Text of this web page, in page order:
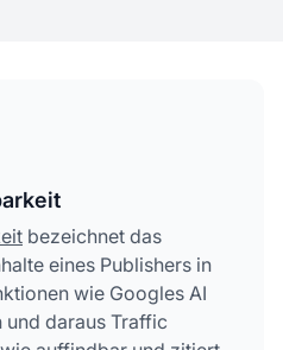
bezeichnet das
eines Publishers in
wie Googles AI
und daraus Traffic